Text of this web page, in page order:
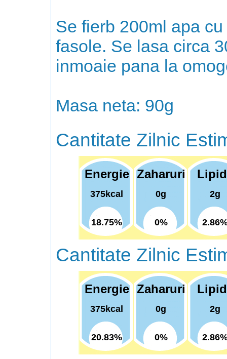
Se fierb 200ml apa
fasole. Se lasa circa
inmoaie pana la
Masa neta: 90g
Cantitate Zilnic
Energie
375kcal
18.75%
Zaharuri
0g
0%
2g
Cantitate Zilnic
Energie
375kcal
20.83%
Zaharuri
0g
0%
2g